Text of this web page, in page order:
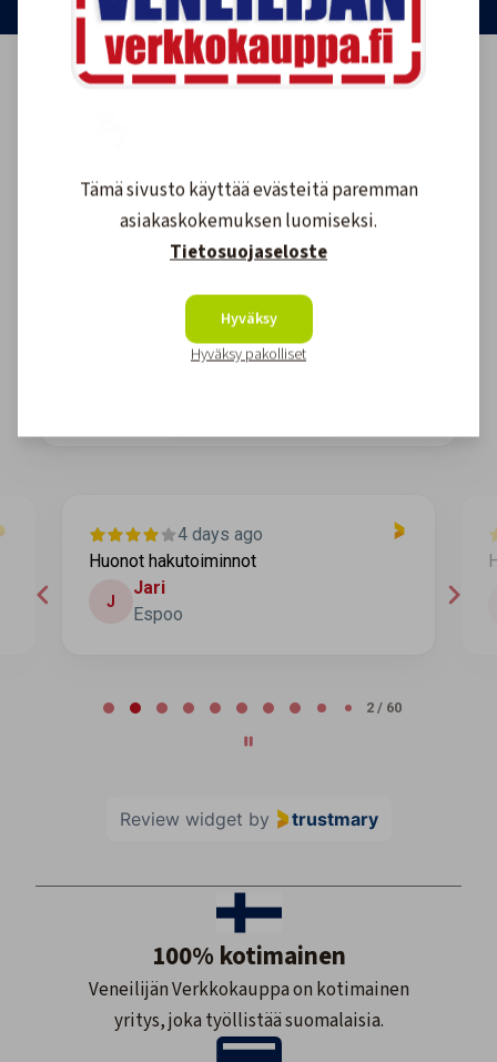
Asiakkaidemme kokemuksia
4.61611
4 days ago
Huonot hakutoiminnot
J
Jari
Espoo
2 / 60
Review widget by trustmary
100% kotimainen
Veneilijän Verkkokauppa on kotimainen
yritys, joka työllistää suomalaisia.
Tämä sivusto käyttää evästeitä paremman
asiakaskokemuksen luomiseksi.
Tietosuojaseloste
Hyväksy
Hyväksy pakolliset